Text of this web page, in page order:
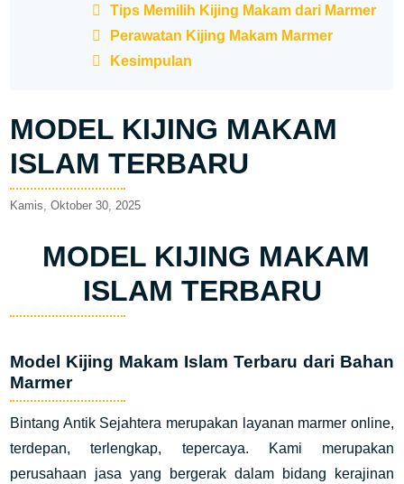
Tips Memilih Kijing Makam dari Marmer
Perawatan Kijing Makam Marmer
Kesimpulan
MODEL KIJING MAKAM
ISLAM TERBARU
Kamis, Oktober 30, 2025
MODEL KIJING MAKAM
ISLAM TERBARU
Model Kijing Makam Islam Terbaru dari Bahan
Marmer
Bintang Antik Sejahtera merupakan layanan marmer online,
terdepan, terlengkap, tepercaya. Kami merupakan
perusahaan jasa yang bergerak dalam bidang kerajinan